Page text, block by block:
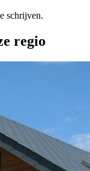
schrijven.
regio